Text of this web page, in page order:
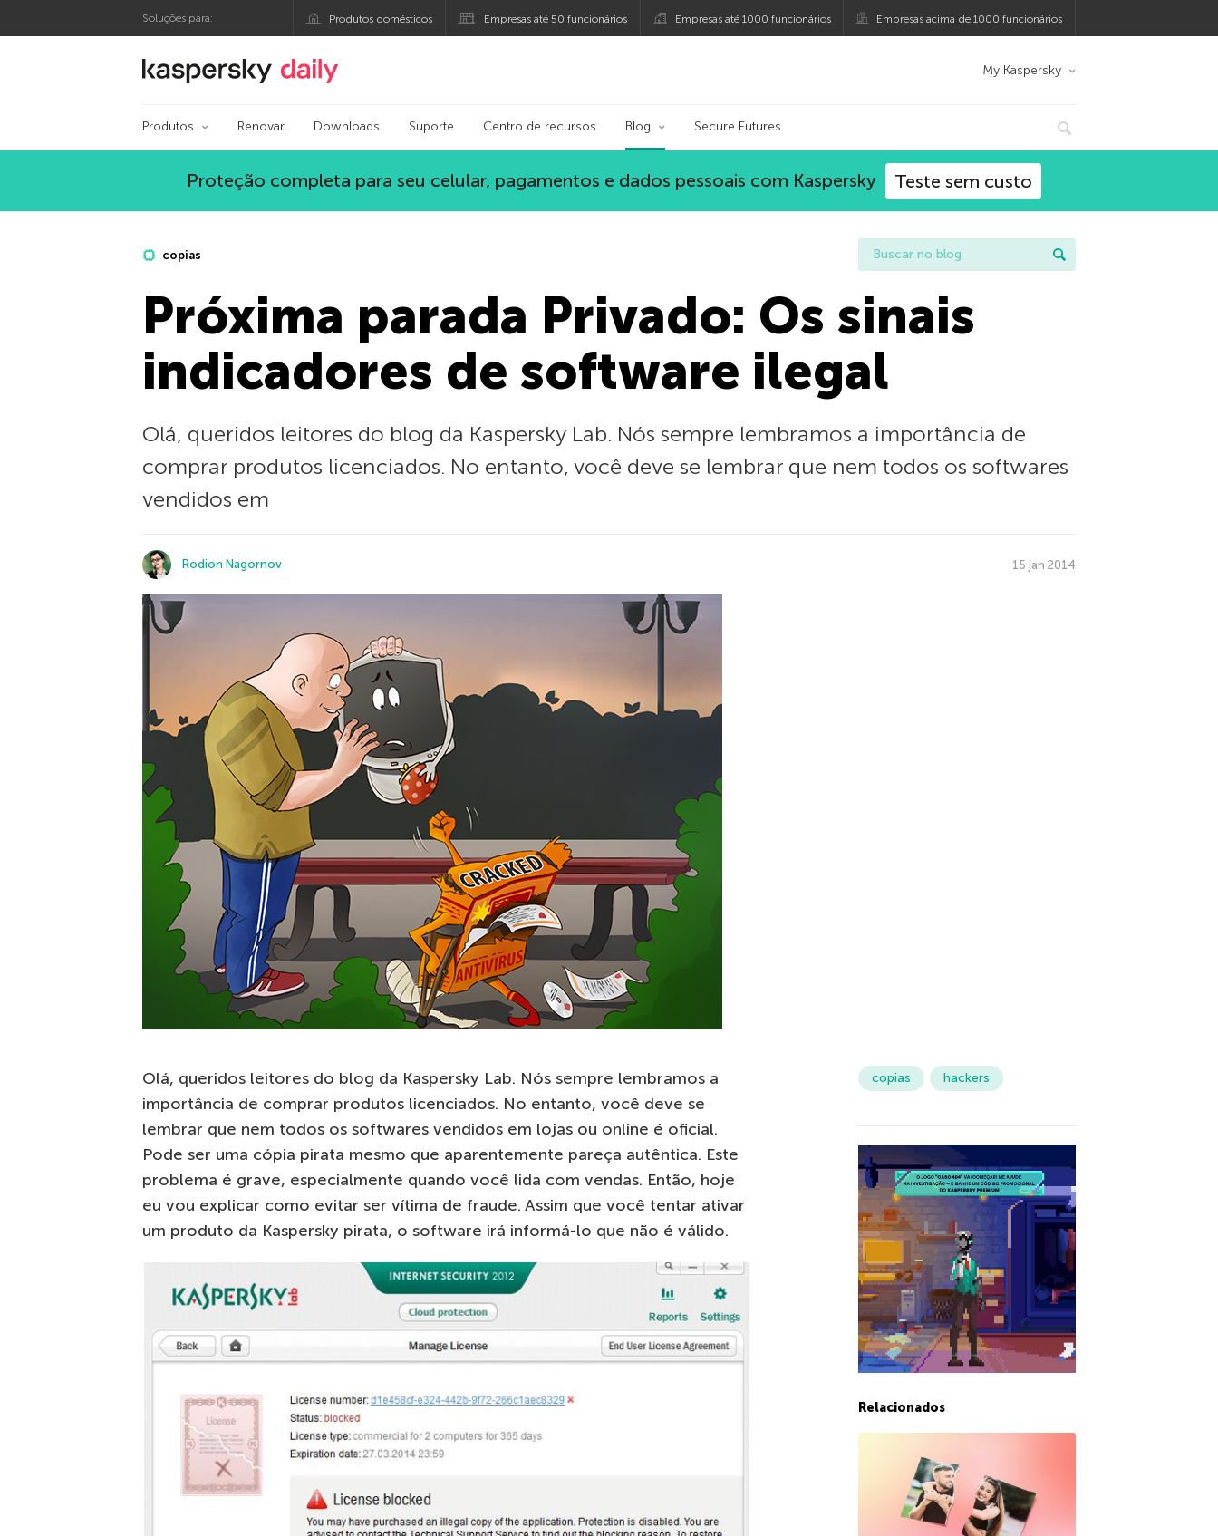
Soluções para: Produtos domésticos Empresas até 50 funcionários Empresas até 1000 funcionários Empresas acima de 1000 funcionários
Blog oficial da Kaspersky My Kaspersky
Produtos Renovar Downloads Suporte Centro de recursos Blog Secure Futures
Proteção completa para seu celular, pagamentos e dados pessoais com Kaspersky Teste sem custo
copias
Próxima parada Privado: Os sinais
indicadores de software ilegal
Olá, queridos leitores do blog da Kaspersky Lab. Nós sempre lembramos a importância de
comprar produtos licenciados. No entanto, você deve se lembrar que nem todos os softwares
vendidos em
Rodion Nagornov 15 jan 2014
Olá, queridos leitores do blog da Kaspersky Lab. Nós sempre lembramos a
importância de comprar produtos licenciados. No entanto, você deve se
lembrar que nem todos os softwares vendidos em lojas ou online é oficial.
Pode ser uma cópia pirata mesmo que aparentemente pareça autêntica. Este
problema é grave, especialmente quando você lida com vendas. Então, hoje
eu vou explicar como evitar ser vítima de fraude. Assim que você tentar ativar
um produto da Kaspersky pirata, o software irá informá-lo que não é válido.
copias hackers
Relacionados